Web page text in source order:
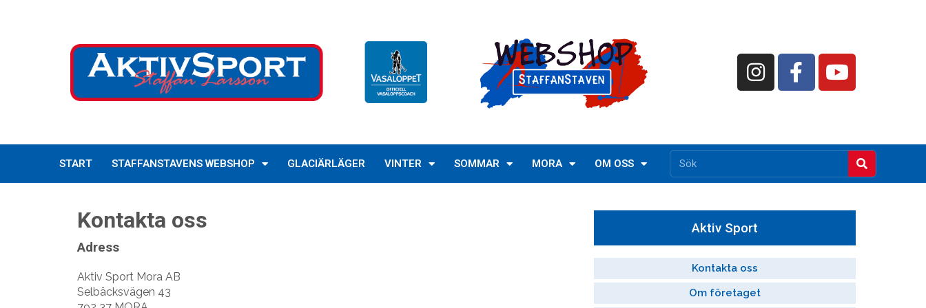
START STAFFANSTAVENS WEBSHOP GLACIÄRLÄGER VINTER SOMMAR MORA OM OSS
Kontakta oss
Adress
Aktiv Sport Mora AB
Selbäcksvägen 43
Aktiv Sport
Kontakta oss
Om företaget